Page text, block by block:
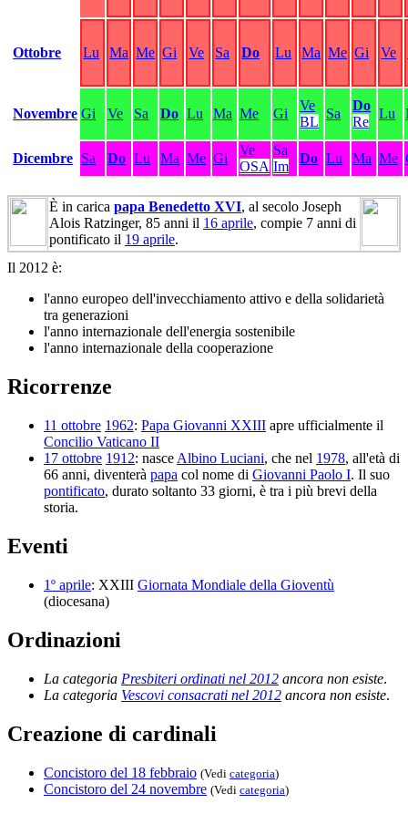
Ottobre Lu Ma Me Gi Ve Sa Do Lu Ma Me Gi Ve
Novembre Gi Ve Sa Do Lu Ma Me Gi
Ve
BL
Sa
Do
Re
Lu
Dicembre Sa Do Lu Ma Me Gi
Ve
OSA
Sa
Im
Do Lu Ma Me
È in carica papa Benedetto XVI, al secolo Joseph
Alois Ratzinger, 85 anni il 16 aprile, compie 7 anni di
pontificato il 19 aprile.
Il 2012 è:
l'anno europeo dell'invecchiamento attivo e della solidarietà
tra generazioni
l'anno internazionale dell'energia sostenibile
l'anno internazionale della cooperazione
Ricorrenze
11 ottobre 1962: Papa Giovanni XXIII apre ufficialmente il
Concilio Vaticano II
17 ottobre 1912: nasce Albino Luciani, che nel 1978, all'età di
66 anni, diventerà papa col nome di Giovanni Paolo I. Il suo
pontificato, durato soltanto 33 giorni, è tra i più brevi della
storia.
Eventi
1º aprile: XXIII Giornata Mondiale della Gioventù
(diocesana)
Ordinazioni
La categoria Presbiteri ordinati nel 2012 ancora non esiste.
La categoria Vescovi consacrati nel 2012 ancora non esiste.
Creazione di cardinali
Concistoro del 18 febbraio (Vedi categoria)
Concistoro del 24 novembre (Vedi categoria)